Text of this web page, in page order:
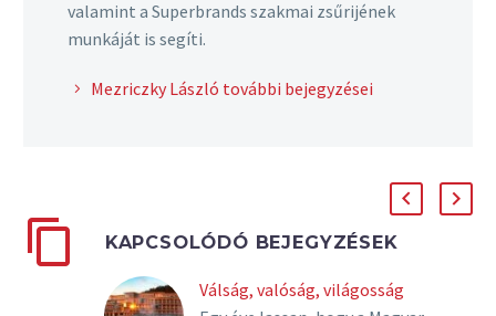
valamint a Superbrands szakmai zsűrijének
munkáját is segíti.
Mezriczky László további bejegyzései
KAPCSOLÓDÓ BEJEGYZÉSEK
Válság, valóság, világosság